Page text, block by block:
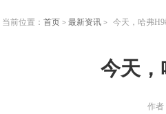
当前位置： 首页 > 最新资讯 > 今天，哈弗
今天，
作者